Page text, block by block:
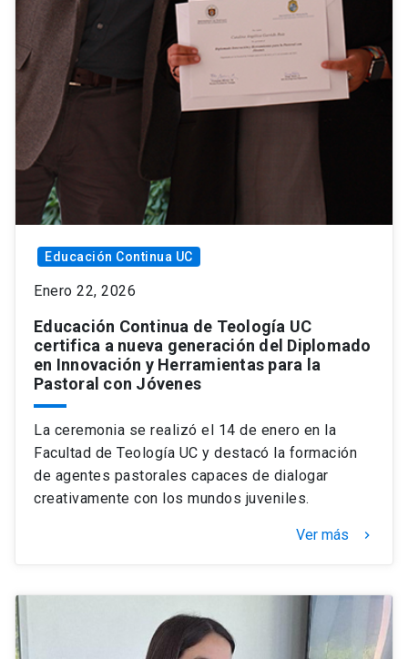
Educación Continua UC
Enero 22, 2026
Educación Continua de Teología UC
certifica a nueva generación del Diplomado
en Innovación y Herramientas para la
Pastoral con Jóvenes
La ceremonia se realizó el 14 de enero en la
Facultad de Teología UC y destacó la formación
de agentes pastorales capaces de dialogar
creativamente con los mundos juveniles.
Ver más keyboard_arrow_right